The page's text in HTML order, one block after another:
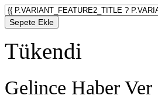
Sepete Ekle
Tükendi
Gelince Haber Ver